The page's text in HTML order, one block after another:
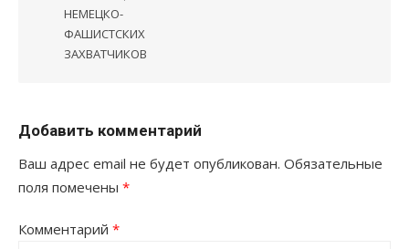
НЕМЕЦКО-
ФАШИСТСКИХ
ЗАХВАТЧИКОВ
Добавить комментарий
Ваш адрес email не будет опубликован. Обязательные
поля помечены *
Комментарий *